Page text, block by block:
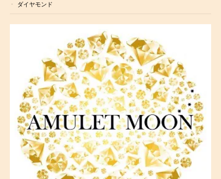
ダイヤモンド